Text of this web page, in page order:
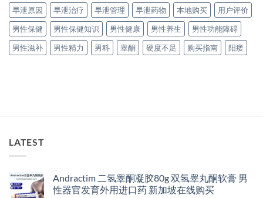
早泄原因
早泄治疗 早泄管理 早泄药物 本地购买
用户评价
男性保健
男性保健知识 男性健康 男性养生
男性功能障碍
男性滋补
男性精力 男科 睾酮 硬度不足 购买指南 阳痿
LATEST
Andractim 二氢睾酮凝胶80g 双氢睾丸酮软膏 男
性器官发育外用进口药 新加坡在线购买